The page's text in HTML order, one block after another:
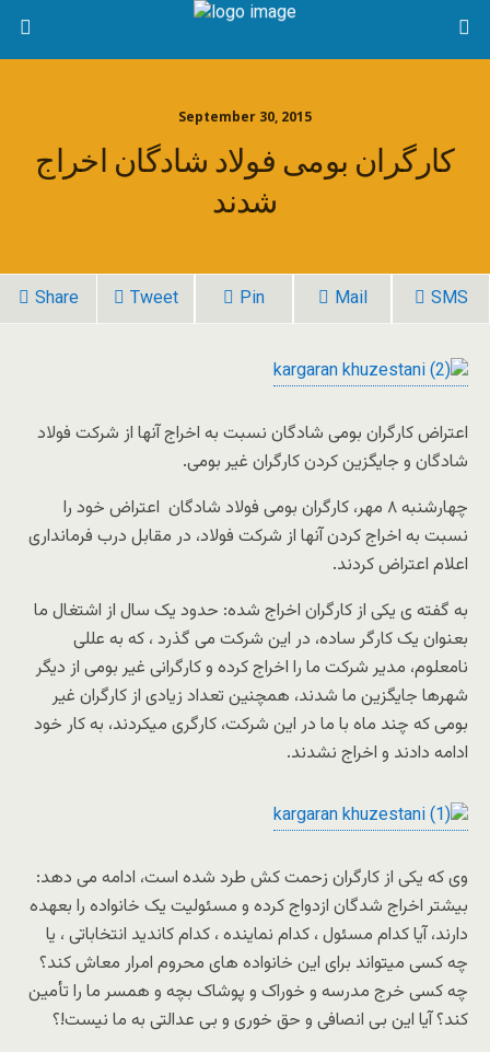
September 30, 2015
کارگران بومی فولاد شادگان اخراج
شدند
Share Tweet Pin Mail SMS
اعتراض کارگران بومی شادگان نسبت به اخراج آنها از شرکت فولاد
شادگان و جایگزین کردن کارگران غیر بومی.
چهارشنبه ٨ مهر، کارگران بومی فولاد شادگان اعتراض خود را
نسبت به اخراج کردن آنها از شرکت فولاد، در مقابل درب فرمانداری
اعلام اعتراض کردند.
به گفته ی یکی از کارگران اخراج شده: حدود یک سال از اشتغال ما
بعنوان یک کارگر ساده، در این شرکت می گذرد ، که به عللی
نامعلوم، مدیر شرکت ما را اخراج کرده و کارگرانی غیر بومی از دیگر
شهرها جایگزین ما شدند، همچنین تعداد زیادی از کارگران غیر
بومی که چند ماه با ما در این شرکت، کارگری میکردند، به کار خود
ادامه دادند و اخراج نشدند.
وی که یکی از کارگران زحمت کش طرد شده است، ادامه می دهد:
بیشتر اخراج شدگان ازدواج کرده و مسئولیت یک خانواده را بعهده
دارند، آیا کدام مسئول ، کدام نماینده ، کدام کاندید انتخاباتی ، یا
چه کسی میتواند برای این خانواده های محروم امرار معاش کند؟
چه کسی خرج مدرسه و خوراک و پوشاک بچه و همسر ما را تأمین
کند؟ آیا این بی انصافی و حق خوری و بی عدالتی به ما نیست!؟